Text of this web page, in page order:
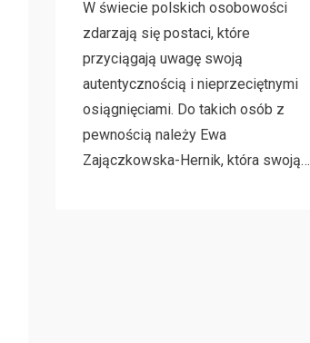
W świecie polskich osobowości
zdarzają się postaci, które
przyciągają uwagę swoją
autentycznością i nieprzeciętnymi
osiągnięciami. Do takich osób z
pewnością należy Ewa
Zajączkowska-Hernik, która swoją…